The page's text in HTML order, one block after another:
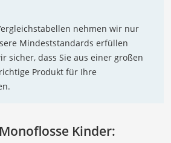
nehmen wir nur
Mindeststandards erfüllen
sicher, dass Sie aus einer großen
Produkt für Ihre
Kinder: